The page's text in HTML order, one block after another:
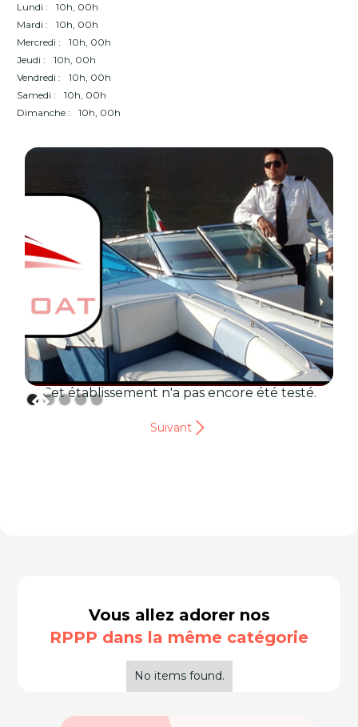
Lundi :
10h, 00h
Mardi :
10h, 00h
Mercredi :
10h, 00h
Jeudi :
10h, 00h
Vendredi :
10h, 00h
Samedi :
10h, 00h
Dimanche :
10h, 00h
Cet établissement n'a pas encore été testé.
Suivant
Vous allez adorer nos
RPPP dans la même catégorie
No items found.